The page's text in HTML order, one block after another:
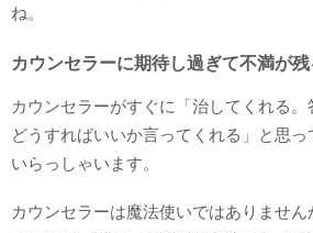
ね。
カウンセラーに期待し過ぎて不満が残
カウンセラーがすぐに「治してくれる。
どうすればいいか言ってくれる」と思
いらっしゃいます。
カウンセラーは魔法使いではありませ